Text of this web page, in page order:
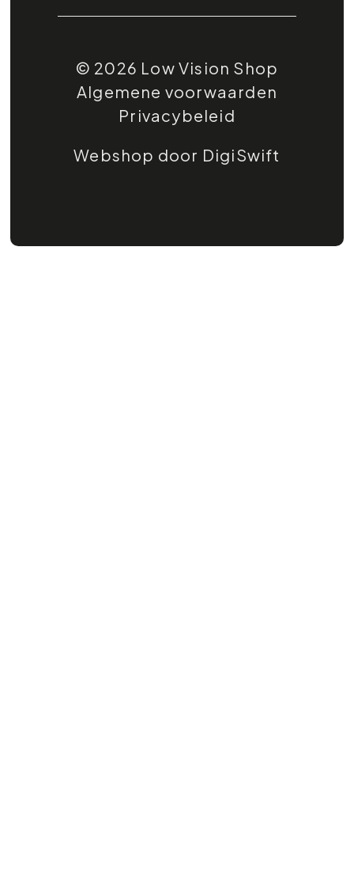
© 2026 Low Vision Shop
Algemene voorwaarden
Privacybeleid
Webshop door DigiSwift